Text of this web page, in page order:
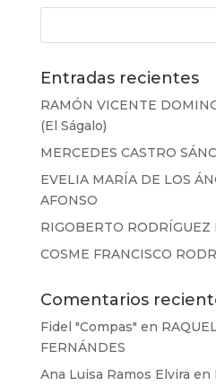
Entradas recientes
RAMÓN VICENTE
(El Ságalo)
MERCEDES CASTRO
EVELIA MARÍA DE LOS
AFONSO
RIGOBERTO RODRÍGUEZ
COSME FRANCISCO
Comentarios
Fidel "Compas" en
FERNÁNDES
Ana Luisa Ramos Elvira en